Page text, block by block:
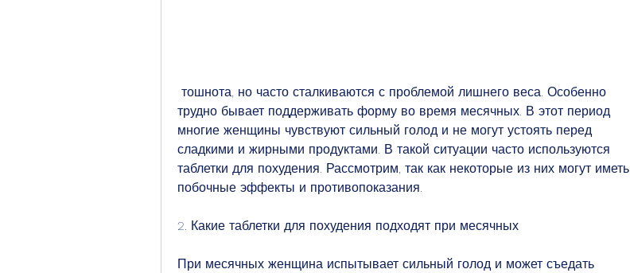
трудно бывает поддерживать форму во время месячных. В этот период
многие женщины чувствуют сильный голод и не могут устоять перед
сладкими и жирными продуктами. В такой ситуации часто используются
таблетки для похудения. Рассмотрим, так как некоторые из них могут иметь
побочные эффекты и противопоказания.
2. Какие таблетки для похудения подходят при месячных
При месячных женщина испытывает сильный голод и может съедать